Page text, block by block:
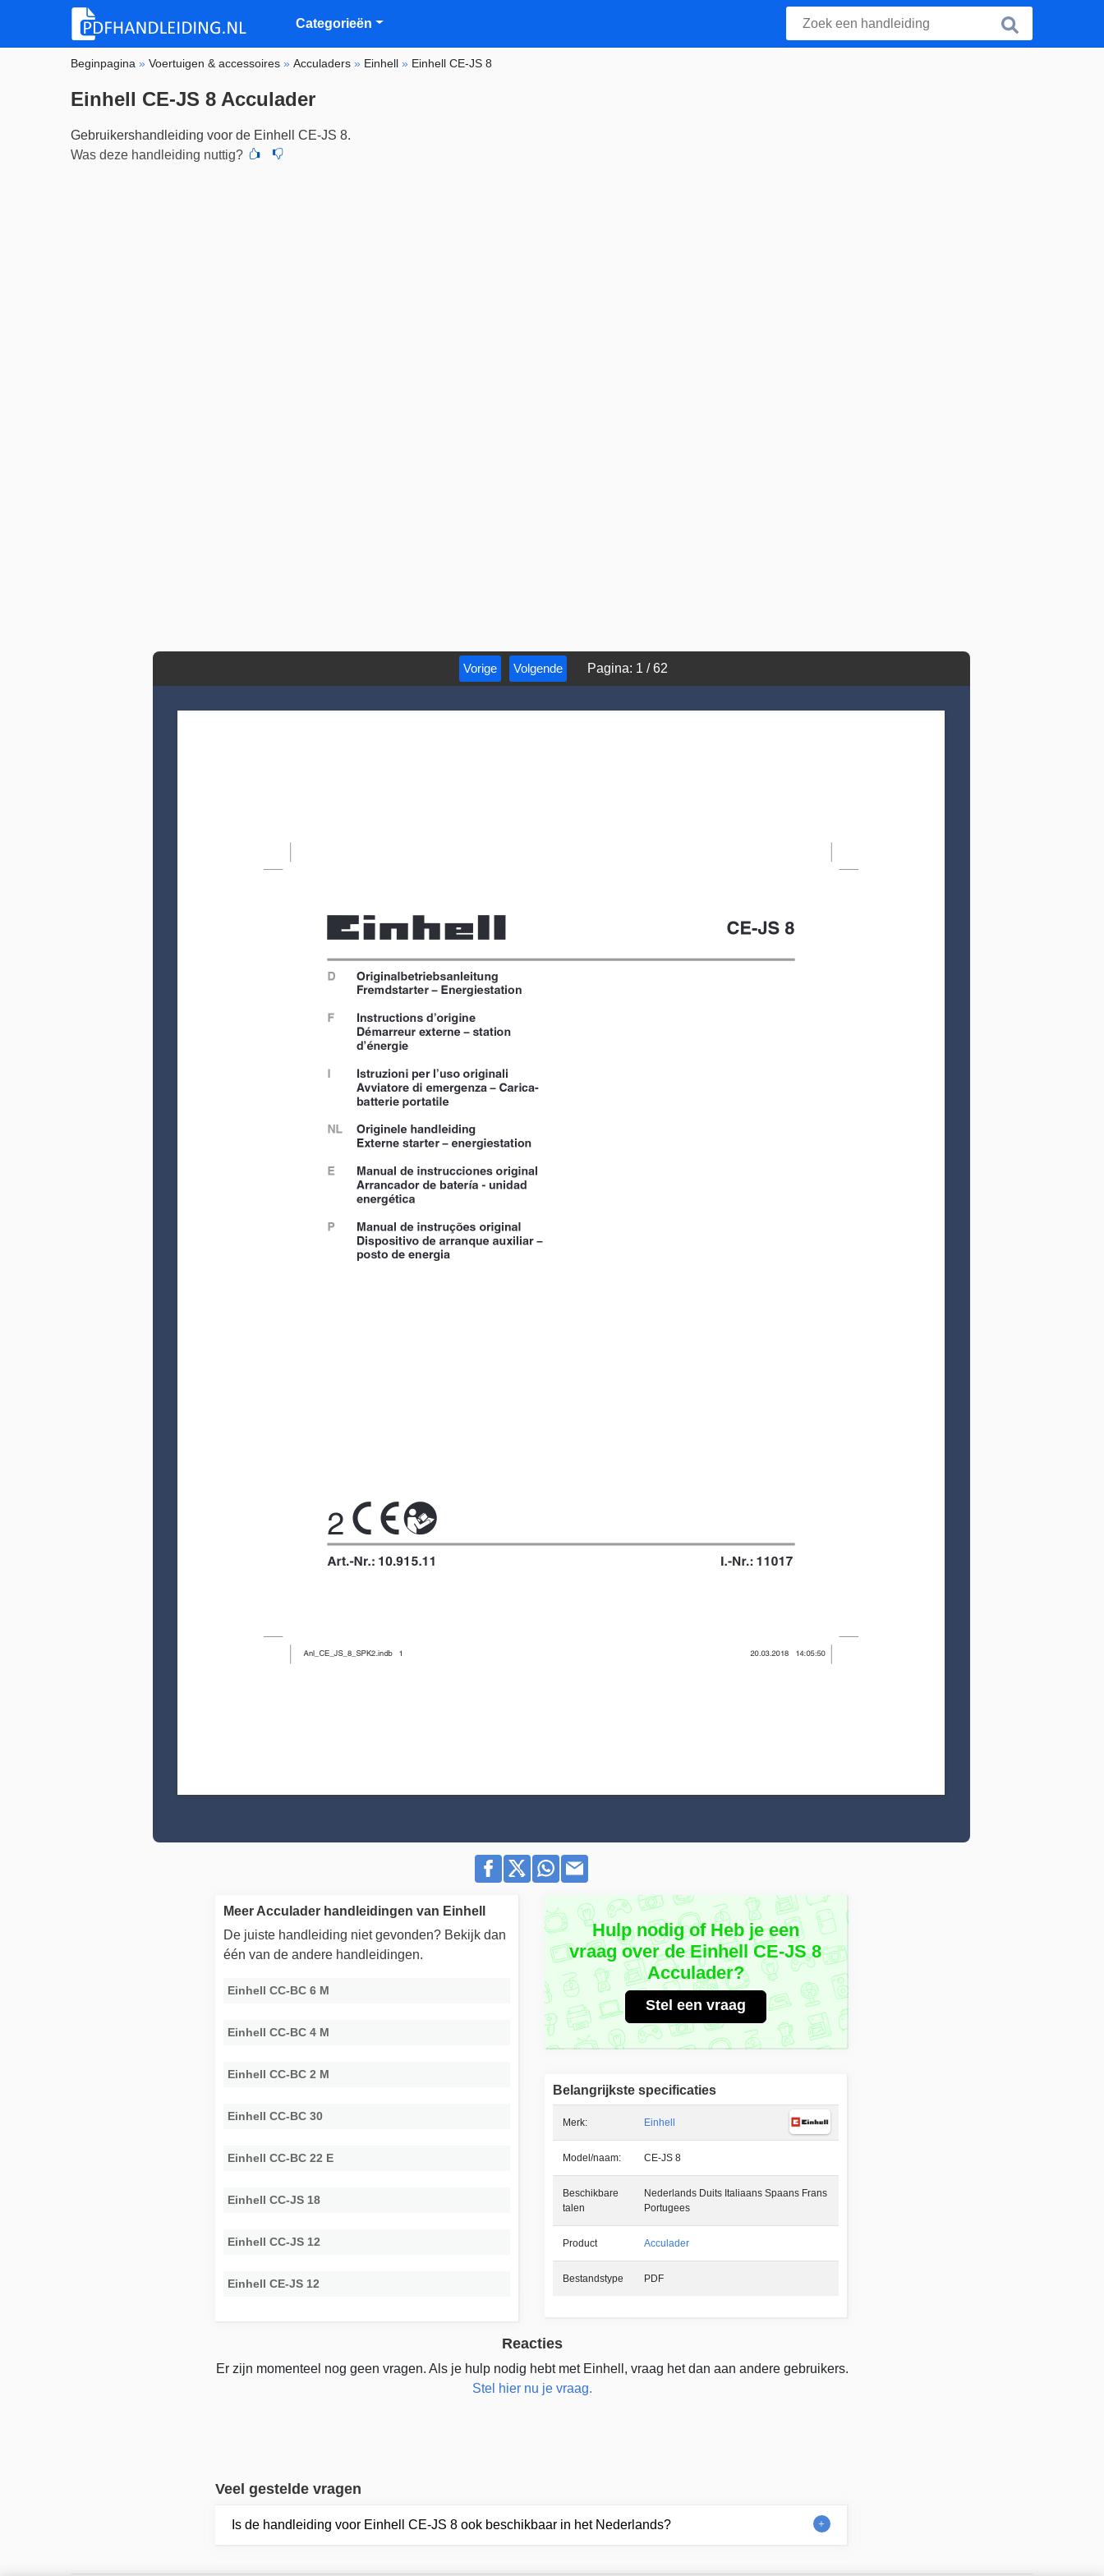
Categorieën
Beginpagina »Voertuigen & accessoires »Acculaders » Einhell » Einhell CE-JS 8
Einhell CE-JS 8 Acculader
Gebruikershandleiding voor de Einhell CE-JS 8.
Was deze handleiding nuttig?
Vorige Volgende Pagina: 1 /62
Hulp nodig of Heb je een
vraag over de Einhell CE-JS 8
Acculader?
Stel een vraag
Belangrijkste specificaties
Merk: Einhell
Model/naam: CE-JS 8
Beschikbare
talen
Nederlands Duits Italiaans Spaans Frans
Portugees
Product Acculader
Bestandstype PDF
Meer Acculader handleidingen van Einhell
De juiste handleiding niet gevonden? Bekijk dan
één van de andere handleidingen.
Einhell CC-BC 6 M
Einhell CC-BC 4 M
Einhell CC-BC 2 M
Einhell CC-BC 30
Einhell CC-BC 22 E
Einhell CC-JS 18
Einhell CC-JS 12
Einhell CE-JS 12
Reacties
Er zijn momenteel nog geen vragen. Als je hulp nodig hebt met Einhell, vraag het dan aan andere gebruikers.
Stel hier nu je vraag.
Veel gestelde vragen
Is de handleiding voor Einhell CE-JS 8 ook beschikbaar in het Nederlands?